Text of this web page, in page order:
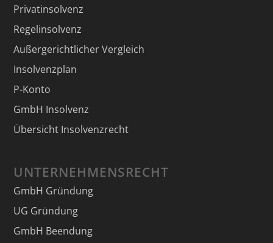
Privatinsolvenz
Regelinsolvenz
Außergerichtlicher Vergleich
Insolvenzplan
P-Konto
GmbH Insolvenz
Übersicht Insolvenzrecht
UNTERNEHMENSRECHT
GmbH Gründung
UG Gründung
GmbH Beendung